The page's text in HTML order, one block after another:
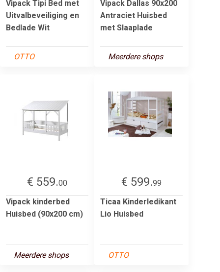
Vipack Tipi Bed met
Uitvalbeveiliging en
Bedlade Wit
OTTO
Vipack Dallas 90x200
Antraciet Huisbed
met Slaaplade
Meerdere shops
€ 559.00
Vipack kinderbed
Huisbed (90x200 cm)
Meerdere shops
€ 599.99
Ticaa Kinderledikant
Lio Huisbed
OTTO